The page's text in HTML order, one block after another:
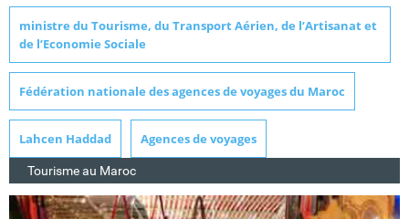
ministre du Tourisme, du Transport Aérien, de l’Artisanat et
de l’Economie Sociale
Fédération nationale des agences de voyages du Maroc
Lahcen Haddad Agences de voyages
Tourisme au Maroc